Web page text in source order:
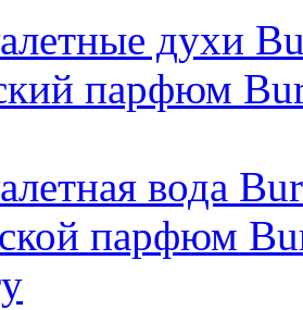
духи
парфюм
вода
парфюм